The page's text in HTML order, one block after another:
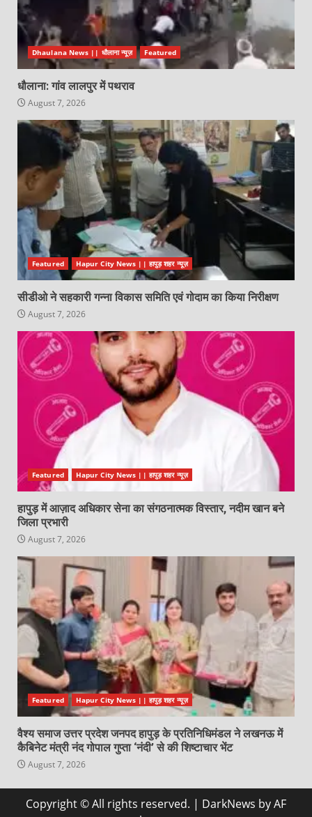
Dhaulana News || धौलाना न्यूज़ Featured
धौलाना: गांव लालपुर में पथराव
August 7, 2026
Featured Hapur City News || हापुड़ शहर न्यूज़
सीडीओ ने सहकारी गन्ना विकास समिति एवं गोदाम का किया निरीक्षण
August 7, 2026
Featured Hapur City News || हापुड़ शहर न्यूज़
हापुड़ में आज़ाद अधिकार सेना का संगठनात्मक विस्तार, नदीम खान बने
जिला प्रभारी
August 7, 2026
Featured Hapur City News || हापुड़ शहर न्यूज़
वैश्य समाज उत्तर प्रदेश जनपद हापुड़ के प्रतिनिधिमंडल ने लखनऊ में
कैबिनेट मंत्री नंद गोपाल गुप्ता ‘नंदी’ से की शिष्टाचार भेंट
August 7, 2026
Copyright © All rights reserved. | DarkNews by AF